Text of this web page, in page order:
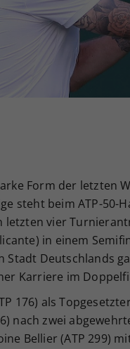
Form der letzten
steht beim ATP-
vier
in einem
Stadt Deutschlands
Karriere im
176) als
nach zwei
Bellier (ATP 299)